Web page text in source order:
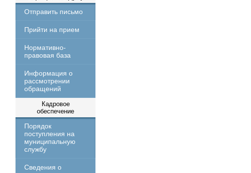
Отправить письмо
Прийти на прием
Нормативно-
правовая база
Информация о
рассмотрении
обращений
Кадровое
обеспечение
Порядок
поступления на
муниципальную
службу
Сведения о